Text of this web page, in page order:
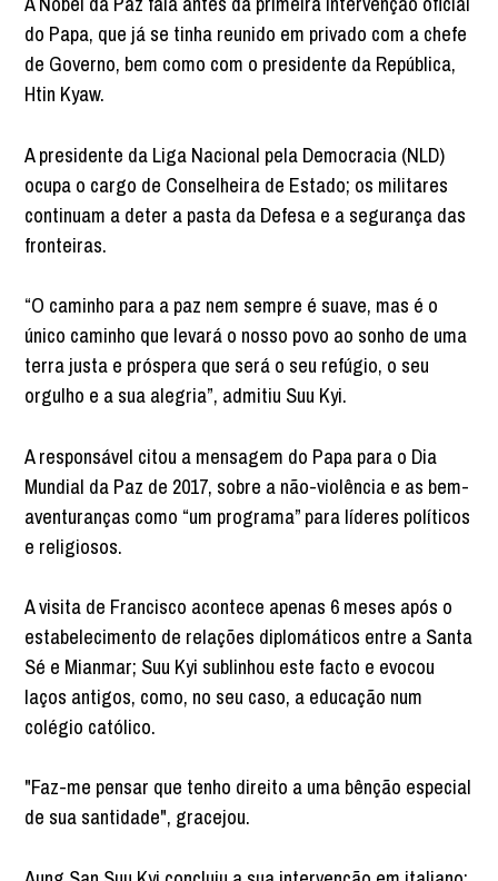
do Papa, que já se tinha reunido em privado com a chefe
de Governo, bem como com o presidente da República,
Htin Kyaw.
A presidente da Liga Nacional pela Democracia (NLD)
ocupa o cargo de Conselheira de Estado; os militares
continuam a deter a pasta da Defesa e a segurança das
fronteiras.
“O caminho para a paz nem sempre é suave, mas é o
único caminho que levará o nosso povo ao sonho de uma
terra justa e próspera que será o seu refúgio, o seu
orgulho e a sua alegria”, admitiu Suu Kyi.
A responsável citou a mensagem do Papa para o Dia
Mundial da Paz de 2017, sobre a não-violência e as bem-
aventuranças como “um programa” para líderes políticos
e religiosos.
A visita de Francisco acontece apenas 6 meses após o
estabelecimento de relações diplomáticos entre a Santa
Sé e Mianmar; Suu Kyi sublinhou este facto e evocou
laços antigos, como, no seu caso, a educação num
colégio católico.
"Faz-me pensar que tenho direito a uma bênção especial
de sua santidade", gracejou.